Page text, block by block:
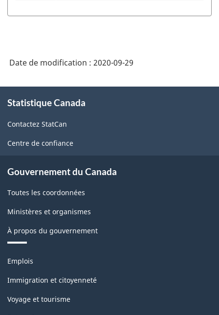
Structure
la
classification
Date de modification : 2020-09-29
propos
ce
site
Statistique Canada
Contactez StatCan
Centre de confiance
Gouvernement du Canada
Toutes les coordonnées
Ministères et organismes
À propos du gouvernement
Thèmes
sujets
Emplois
Immigration et citoyenneté
Voyage et tourisme